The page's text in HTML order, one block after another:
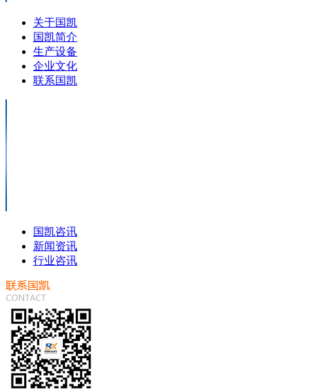
关于国凯
国凯简介
生产设备
企业文化
联系国凯
国凯咨讯
新闻资讯
行业咨讯